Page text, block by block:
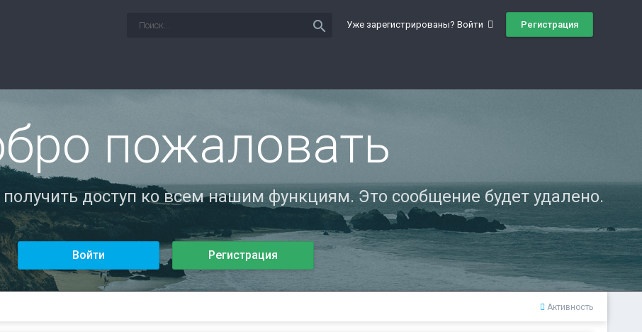
Уже зарегистрированы? Войти Регистрация
search
пожаловать
получить доступ ко всем нашим функциям. Это сообщение будет удалено.
Войти Регистрация
Активность